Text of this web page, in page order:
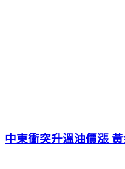
中東衝突升溫油價漲